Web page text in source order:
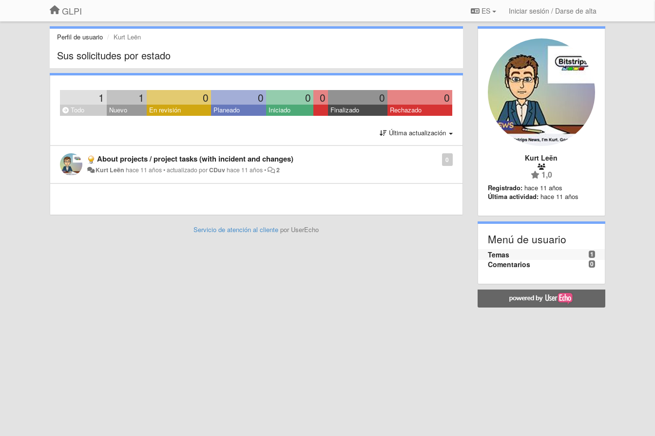
GLPI ES Iniciar sesión / Darse de alta
Perfil de usuario Kurt Leën
Sus solicitudes por estado
1 1 0 0 0 0 0 0
Todo Nuevo En revisión Planeado Iniciado Finalizado Rechazado
Última actualización
0
About projects / project tasks (with incident and changes)
Kurt Leën hace 11 años•actualizado porCDuv hace 11 años• 2
Servicio de atención al clientepor UserEcho
Kurt Leën
1,0
Registrado: hace 11 años
Última actividad: hace 11 años
Menú de usuario
1
Temas
0
Comentarios